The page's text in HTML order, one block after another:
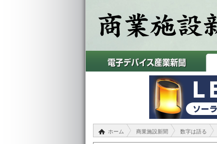
ホーム 商業施設新聞 数字は語る